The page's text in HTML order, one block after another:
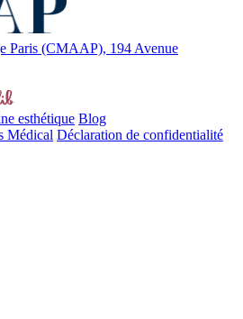
Paris (CMAAP), 194 Avenue
esthétique Blog
Médical Déclaration de confidentialité